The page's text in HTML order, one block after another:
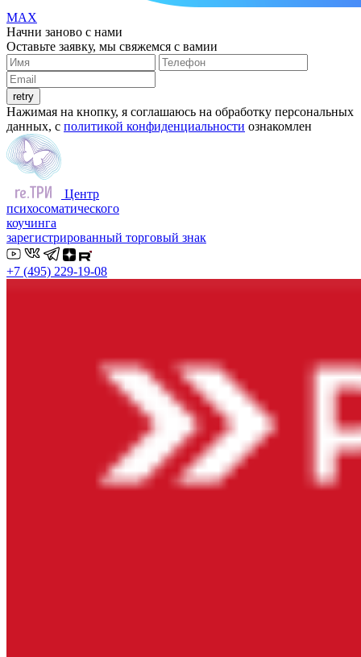
MAX
Начни заново с нами
Оставьте заявку, мы свяжемся с вамии
retry
Нажимая на кнопку, я соглашаюсь на обработку персональных
данных, с политикой конфиденциальности ознакомлен
Центр
психосоматического
коучинга
зарегистрированный торговый знак
+7 (495) 229-19-08